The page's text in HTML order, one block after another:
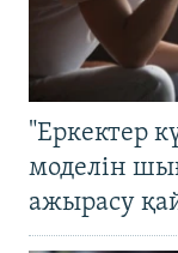
"Еркектер
моделін
ажырасу